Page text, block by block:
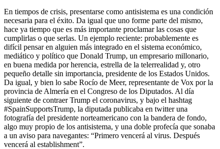
En tiempos de crisis, presentarse como antisistema es una condición
necesaria para el éxito. Da igual que uno forme parte del mismo,
hace ya tiempo que es más importante proclamar las cosas que
cumplirlas o que serlas. Un ejemplo reciente: probablemente es
difícil pensar en alguien más integrado en el sistema económico,
mediático y político que Donald Trump, un empresario millonario,
en buena medida por herencia, estrella de la telerrealidad y, otro
pequeño detalle sin importancia, presidente de los Estados Unidos.
Da igual, y bien lo sabe Rocío de Meer, representante de Vox por la
provincia de Almería en el Congreso de los Diputados. Al día
siguiente de contraer Trump el coronavirus, y bajo el hashtag
#SpainSupportsTrump, la diputada publicaba en twitter una
fotografía del presidente norteamericano con la bandera de fondo,
algo muy propio de los antisistema, y una doble profecía que sonaba
a un aviso para navegantes: “Primero vencerá al virus. Después
vencerá al establishment”.